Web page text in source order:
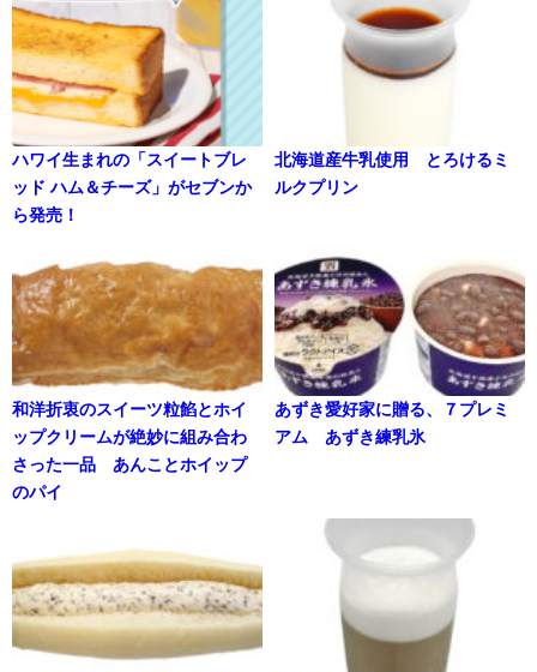
ハワイ生まれの「スイートブレ
ッド ハム＆チーズ」がセブンか
ら発売！
北海道産牛乳使用 とろけるミ
ルクプリン
和洋折衷のスイーツ粒餡とホイ
ップクリームが絶妙に組み合わ
さった一品 あんことホイップ
のパイ
あずき愛好家に贈る、７プレミ
アム あずき練乳氷